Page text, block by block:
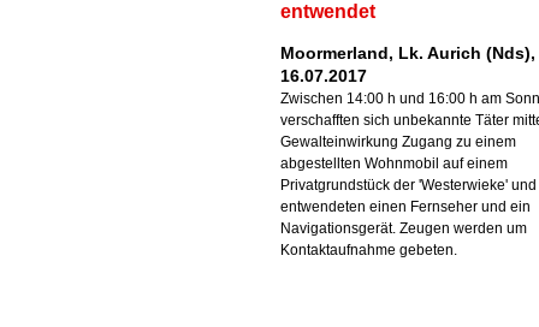
entwendet
Moormerland, Lk. Aurich (Nds),
16.07.2017
Zwischen 14:00 h und 16:00 h am
verschafften sich unbekannte Täter
Gewalteinwirkung Zugang zu einem
abgestellten Wohnmobil auf einem
Privatgrundstück der 'Westerwieke' und
entwendeten einen Fernseher und ein
Navigationsgerät. Zeugen werden um
Kontaktaufnahme gebeten.